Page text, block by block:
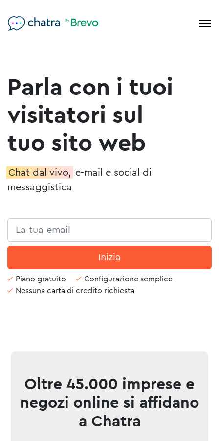
Parla con i tuoi
visitatori sul
tuo sito web
Chat dal vivo, e-mail e social di
messaggistica
Inizia
Piano gratuito
Configurazione semplice
Nessuna carta di credito richiesta
Oltre 45.000 imprese e
negozi online si affidano
a Chatra